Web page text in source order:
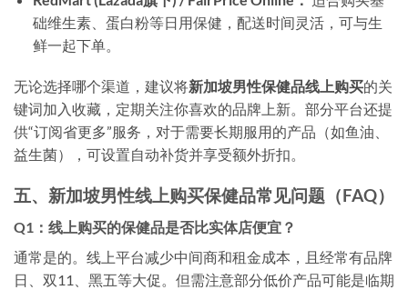
础维生素、蛋白粉等日用保健，配送时间灵活，可与生
鲜一起下单。
无论选择哪个渠道，建议将新加坡男性保健品线上购买的关
键词加入收藏，定期关注你喜欢的品牌上新。部分平台还提
供“订阅省更多”服务，对于需要长期服用的产品（如鱼油、
益生菌），可设置自动补货并享受额外折扣。
五、新加坡男性线上购买保健品常见问题（FAQ）
Q1：线上购买的保健品是否比实体店便宜？
通常是的。线上平台减少中间商和租金成本，且经常有品牌
日、双11、黑五等大促。但需注意部分低价产品可能是临期